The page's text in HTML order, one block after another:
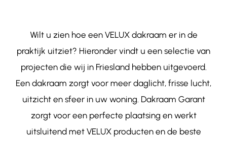
Wilt u zien hoe een VELUX dakraam er in de
praktijk uitziet? Hieronder vindt u een selectie van
projecten die wij in Friesland hebben uitgevoerd.
Een dakraam zorgt voor meer daglicht, frisse lucht,
uitzicht en sfeer in uw woning. Dakraam Garant
zorgt voor een perfecte plaatsing en werkt
uitsluitend met VELUX producten en de beste